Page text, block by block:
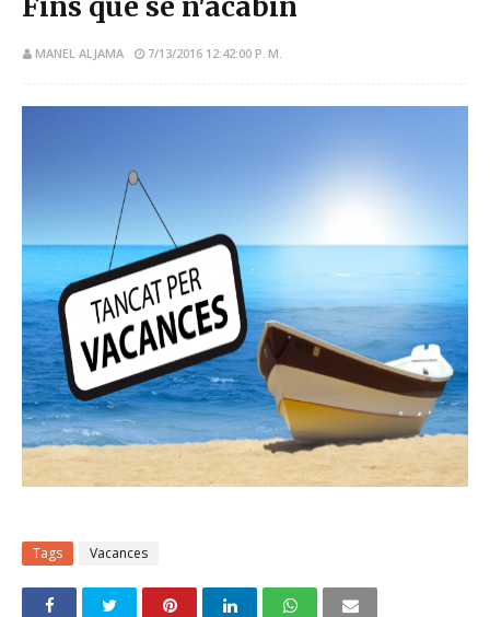
MANEL ALJAMA 7/13/2016 12:42:00 P. M.
Tags Vacances